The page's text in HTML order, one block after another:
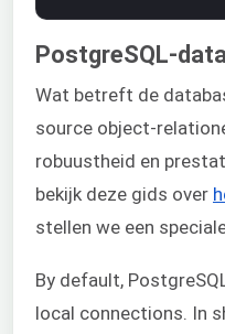
PostgreSQL-
Wat betreft de
source object-
robuustheid en
bekijk deze gids over
stellen we een
By default,
local connections. In